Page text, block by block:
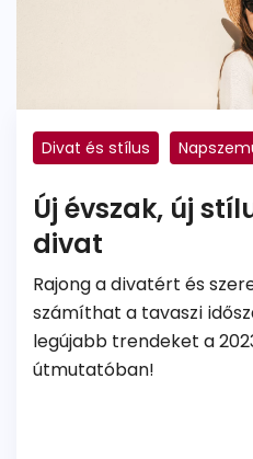
Divat és stílus
Új évszak, új
divat
Rajong a divatért és
számíthat a tavaszi
legújabb trendeket a
útmutatóban!